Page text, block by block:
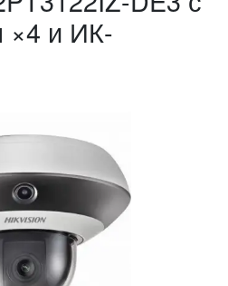
×4 и ИК-